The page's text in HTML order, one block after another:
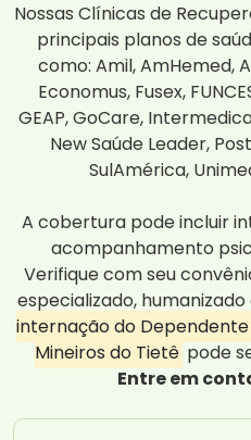
Nossas Clínicas de
principais planos de
como: Amil, AmHemed,
Economus, Fusex,
GEAP, GoCare,
New Saúde Leader,
SulAmérica,
A cobertura pode incluir
acompanhamento
Verifique com seu
especializado, humanizado
internação do
Mineiros do Tietê pode
Entre em